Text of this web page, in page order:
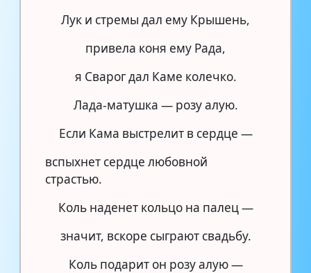
Лук и стремы дал ему Крышень,
привела коня ему Рада,
я Сварог дал Каме колечко.
Лада-матушка — розу алую.
Если Кама выстрелит в сердце —
вспыхнет сердце любовной
страстью.
Коль наденет кольцо на палец —
значит, вскоре сыграют свадьбу.
Коль подарит он розу алую —